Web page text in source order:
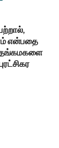
என்பதை
தங்கமகளை